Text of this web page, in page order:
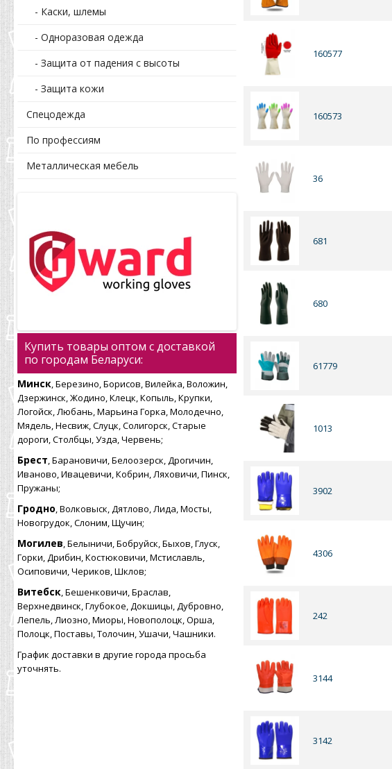
- Каски, шлемы
- Одноразовая одежда
- Защита от падения с высоты
- Защита кожи
Спецодежда
По профессиям
Металлическая мебель
Купить товары оптом с доставкой
по городам Беларуси:
Минск, Березино, Борисов, Вилейка, Воложин,
Дзержинск, Жодино, Клецк, Копыль, Крупки,
Логойск, Любань, Марьина Горка, Молодечно,
Мядель, Несвиж, Слуцк, Солигорск, Старые
дороги, Столбцы, Узда, Червень;
Брест, Барановичи, Белоозерск, Дрогичин,
Иваново, Ивацевичи, Кобрин, Ляховичи, Пинск,
Пружаны;
Гродно, Волковыск, Дятлово, Лида, Мосты,
Новогрудок, Слоним, Щучин;
Могилев, Белыничи, Бобруйск, Быхов, Глуск,
Горки, Дрибин, Костюковичи, Мстиславль,
Осиповичи, Чериков, Шклов;
Витебск, Бешенковичи, Браслав,
Верхнедвинск, Глубокое, Докшицы, Дубровно,
Лепель, Лиозно, Миоры, Новополоцк, Орша,
Полоцк, Поставы, Толочин, Ушачи, Чашники.
График доставки в другие города просьба
уточнять.
160577
160573
36
681
680
61779
1013
3902
4306
242
3144
3142